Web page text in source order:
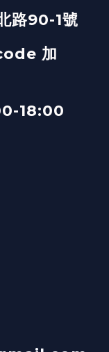
路90-1號
加
18:00